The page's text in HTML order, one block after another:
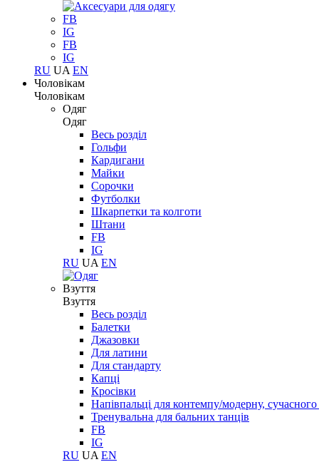
FB
IG
FB
IG
RU UA EN
Чоловікам
Чоловікам
Одяг
Одяг
Весь розділ
Гольфи
Кардигани
Майки
Сорочки
Футболки
Шкарпетки та колготи
Штани
FB
IG
RU UA EN
Взуття
Взуття
Весь розділ
Балетки
Джазовки
Для латини
Для стандарту
Капці
Кросівки
Напівпальці для контемпу/модерну,
Тренувальна для бальних танців
FB
IG
RU UA EN